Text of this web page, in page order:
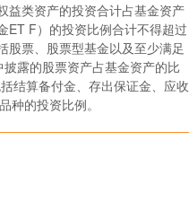
益类资产的投资合计占基金资产
ET F）的投资比例合计不得超过
股票、股票型基金以及至少满足
露的股票资产占基金资产的比
结算备付金、存出保证金、应收
的投资比例。